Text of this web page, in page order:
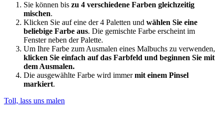
Sie können bis zu 4 verschiedene Farben gleichzeitig
mischen.
Klicken Sie auf eine der 4 Paletten und wählen Sie eine
beliebige Farbe aus. Die gemischte Farbe erscheint im
Fenster neben der Palette.
Um Ihre Farbe zum Ausmalen eines Malbuchs zu verwenden,
klicken Sie einfach auf das Farbfeld und beginnen Sie mit
dem Ausmalen.
Die ausgewählte Farbe wird immermit einem Pinsel
markiert.
Toll, lass uns malen